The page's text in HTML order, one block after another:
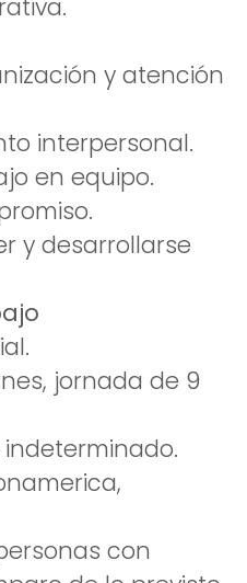
y atención
interpersonal.
en equipo.
y desarrollarse
jornada de 9
con